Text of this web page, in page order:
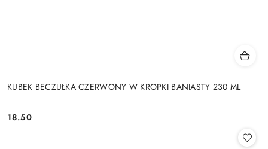
KUBEK BECZUŁKA CZERWONY W KROPKI BANIASTY 230 ML
Cena:
18.50